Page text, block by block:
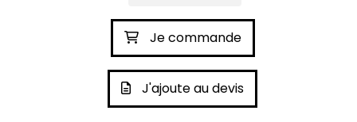
Je commande
J'ajoute au devis